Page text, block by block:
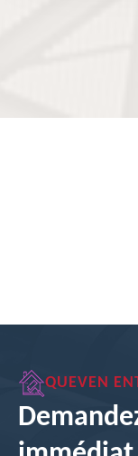
QUEVEN